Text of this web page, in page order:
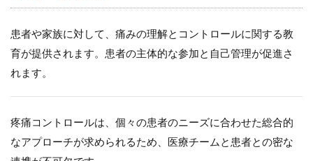
患者や家族に対して、痛みの理解とコントロールに関する教
育が提供されます。患者の主体的な参加と自己管理が促進さ
れます。
疼痛コントロールは、個々の患者のニーズに合わせた総合的
なアプローチが求められるため、医療チームと患者との密な